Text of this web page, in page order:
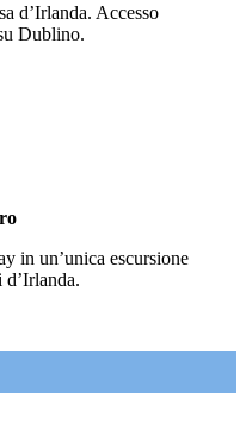
d’Irlanda. Accesso
Dublino.
in un’unica escursione